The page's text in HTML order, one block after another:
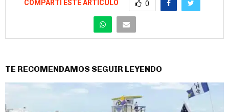
COMPARTÍ ESTE ARTÍCULO 0
TE RECOMENDAMOS SEGUIR LEYENDO